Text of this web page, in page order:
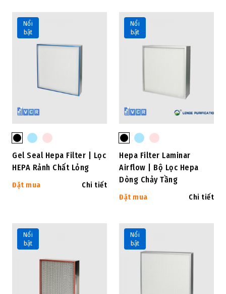
Nổi
bật
Gel Seal Hepa Filter | Lọc
HEPA Rảnh Chất Lỏng
Đặt mua Chi tiết
Nổi
bật
Hepa Filter Laminar
Airflow | Bộ Lọc Hepa
Dòng Chảy Tầng
Đặt mua Chi tiết
Nổi
bật
Nổi
bật